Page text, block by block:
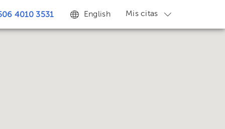
4010 3531 English Mis citas